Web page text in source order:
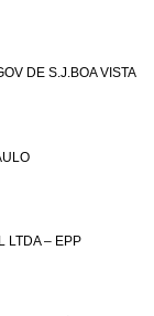
DE S.J.BOA VISTA
LTDA – EPP